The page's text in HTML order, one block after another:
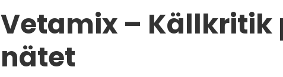
Vetamix – Källkritik
nätet